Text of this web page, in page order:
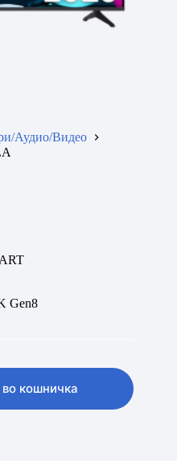
Аудио/Видео
Gen8
кошничка